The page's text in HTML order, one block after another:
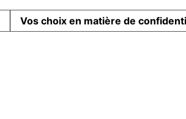
Vos choix en matière de